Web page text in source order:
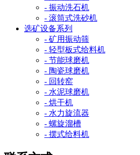
- 振动洗石机
- 滚筒式洗砂机
选矿设备系列
- 矿用振动筛
- 轻型板式给料机
- 节能球磨机
- 陶瓷球磨机
- 回转窑
- 水泥球磨机
- 烘干机
- 水力旋流器
- 螺旋溜槽
- 摆式给料机